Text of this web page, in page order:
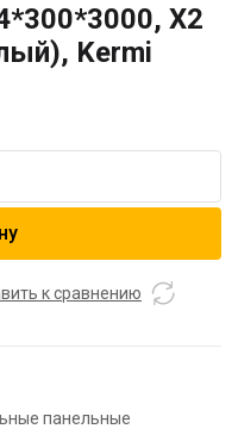
X2
Kermi
к сравнению
панельные